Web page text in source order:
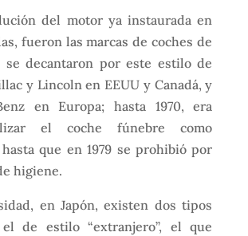
del motor ya instaurada en
fueron las marcas de coches de
decantaron por este estilo de
y Lincoln en EEUU y Canadá, y
en Europa; hasta 1970, era
el coche fúnebre como
que en 1979 se prohibió por
higiene.
en Japón, existen dos tipos
de estilo “extranjero”, el que